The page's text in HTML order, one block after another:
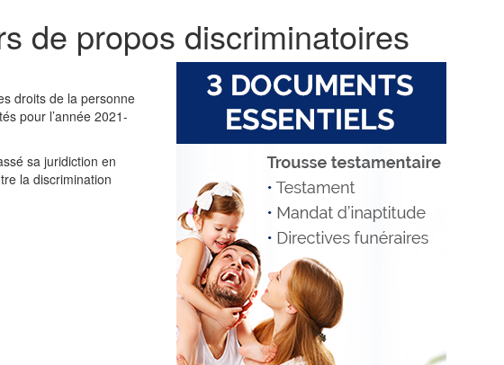
de propos discriminatoires
droits de la personne
pour l’année 2021-
sa juridiction en
la discrimination